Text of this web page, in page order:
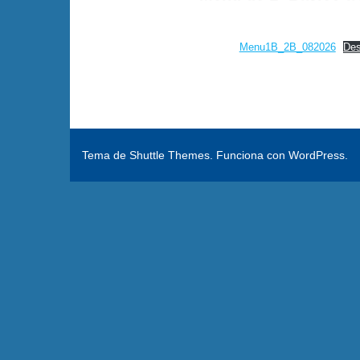
Menu1B_2B_082026
Tema de Shuttle Themes . Funciona con WordPress